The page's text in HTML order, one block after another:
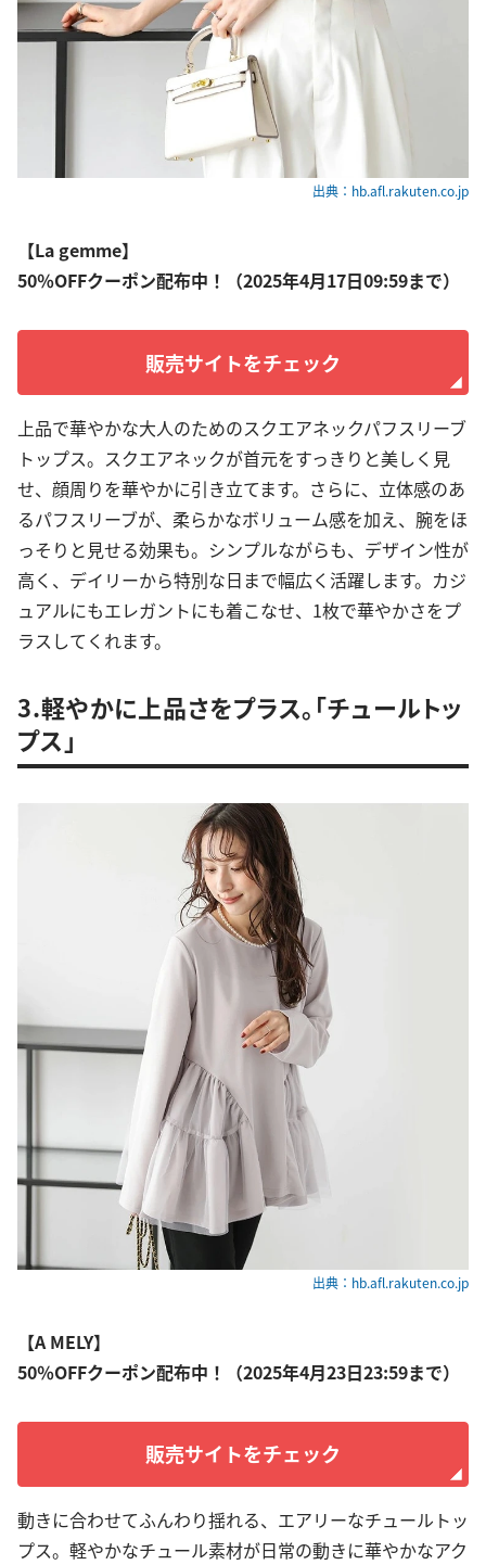
出典：hb.afl.rakuten.co.jp
【La gemme】
50％OFFクーポン配布中！（2025年4月17日09:59まで）
販売サイトをチェック
上品で華やかな大人のためのスクエアネックパフスリーブ
トップス。スクエアネックが首元をすっきりと美しく見
せ、顔周りを華やかに引き立てます。さらに、立体感のあ
るパフスリーブが、柔らかなボリューム感を加え、腕をほ
っそりと見せる効果も。シンプルながらも、デザイン性が
高く、デイリーから特別な日まで幅広く活躍します。カジ
ュアルにもエレガントにも着こなせ、1枚で華やかさをプ
ラスしてくれます。
3.軽やかに上品さをプラス。「チュールトッ
プス」
出典：hb.afl.rakuten.co.jp
【A MELY】
50％OFFクーポン配布中！（2025年4月23日23:59まで）
販売サイトをチェック
動きに合わせてふんわり揺れる、エアリーなチュールトッ
プス。軽やかなチュール素材が日常の動きに華やかなアク